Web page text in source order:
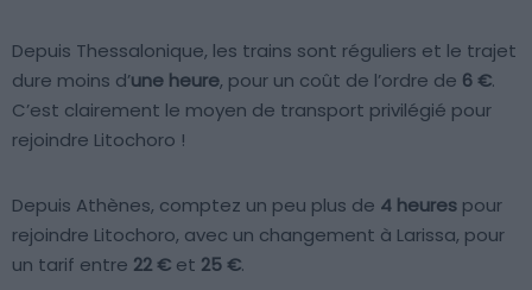
Depuis Thessalonique, les trains sont réguliers et le trajet
dure moins d’une heure, pour un coût de l’ordre de 6 €.
C’est clairement le moyen de transport privilégié pour
rejoindre Litochoro !
Depuis Athènes, comptez un peu plus de 4 heures pour
rejoindre Litochoro, avec un changement à Larissa, pour
un tarif entre 22 € et 25 €.